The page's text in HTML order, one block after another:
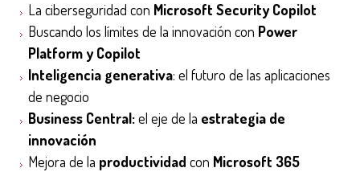
La ciberseguridad con Microsoft Security Copilot
Buscando los límites de la innovación con Power
Platform y Copilot
Inteligencia generativa: el futuro de las aplicaciones
de negocio
Business Central:el eje de la estrategia de
innovación
Mejora de la productividad con Microsoft 365